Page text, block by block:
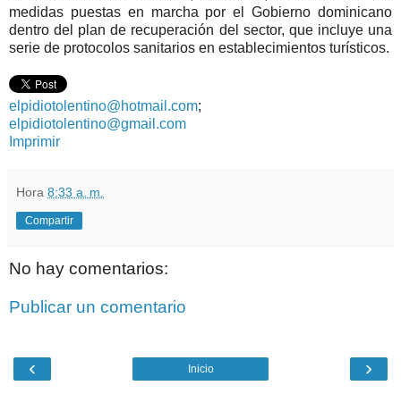
medidas puestas en marcha por el Gobierno dominicano
dentro del plan de recuperación del sector, que incluye una
serie de protocolos sanitarios en establecimientos turísticos.
elpidiotolentino@hotmail.com;
elpidiotolentino@gmail.com
Imprimir
Hora 8:33 a. m.
Compartir
No hay comentarios:
Publicar un comentario
‹ ›
Inicio